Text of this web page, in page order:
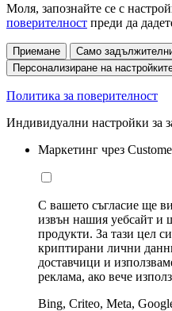
Моля, запознайте се с
поверителност преди да
Приемане
Само
Персонализиране на
Политика за поверителност
Индивидуални настройки за
Маркетинг чрез
С вашето съгласие ще
извън нашия уебсайт и
продукти. За тази цел
криптирани лични
доставчици и
реклама, ако вече
Bing, Criteo, Meta,